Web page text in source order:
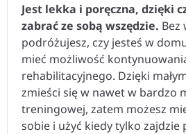
Jest lekka i poręczna, dzięki
zabrać ze sobą wszędzie. Bez
podróżujesz, czy jesteś w
mieć możliwość
rehabilitacyjnego. Dzięki
zmieści się w nawet w bardzo
treningowej, zatem możesz
sobie i użyć kiedy tylko zajdzie